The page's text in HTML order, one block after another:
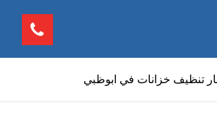
تنظيف خزانات في ابوظبي